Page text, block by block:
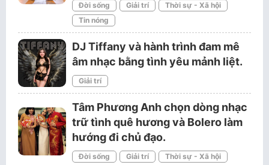
Đời sống Giải trí
Thời sự - Xã hội
Tin nóng
DJ Tiffany và hành trình đam mê
âm nhạc bằng tình yêu mảnh liệt.
Giải trí
Tâm Phương Anh chọn dòng nhạc
trữ tình quê hương và Bolero làm
hướng đi chủ đạo.
Đời sống Giải trí Thời sự - Xã hội